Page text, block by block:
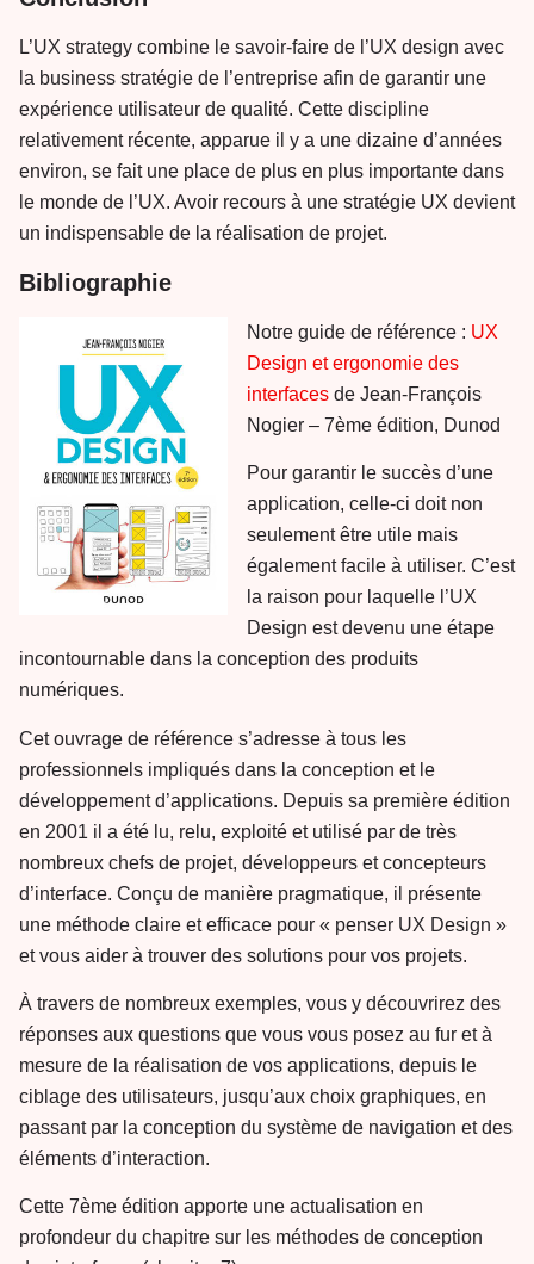
L’UX strategy combine le savoir-faire de l’UX design avec
la business stratégie de l’entreprise afin de garantir une
expérience utilisateur de qualité. Cette discipline
relativement récente, apparue il y a une dizaine d’années
environ, se fait une place de plus en plus importante dans
le monde de l’UX. Avoir recours à une stratégie UX devient
un indispensable de la réalisation de projet.
Bibliographie
Notre guide de référence : UX
Design et ergonomie des
interfaces de Jean-François
Nogier – 7ème édition, Dunod
Pour garantir le succès d’une
application, celle-ci doit non
seulement être utile mais
également facile à utiliser. C’est
la raison pour laquelle l’UX
Design est devenu une étape
incontournable dans la conception des produits
numériques.
Cet ouvrage de référence s’adresse à tous les
professionnels impliqués dans la conception et le
développement d’applications. Depuis sa première édition
en 2001 il a été lu, relu, exploité et utilisé par de très
nombreux chefs de projet, développeurs et concepteurs
d’interface. Conçu de manière pragmatique, il présente
une méthode claire et efficace pour « penser UX Design »
et vous aider à trouver des solutions pour vos projets.
À travers de nombreux exemples, vous y découvrirez des
réponses aux questions que vous vous posez au fur et à
mesure de la réalisation de vos applications, depuis le
ciblage des utilisateurs, jusqu’aux choix graphiques, en
passant par la conception du système de navigation et des
éléments d’interaction.
Cette 7ème édition apporte une actualisation en
profondeur du chapitre sur les méthodes de conception